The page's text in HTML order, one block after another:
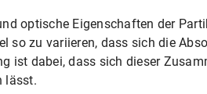
optische Eigenschaften der
so zu variieren, dass sich die
ist dabei, dass sich dieser
lässt.